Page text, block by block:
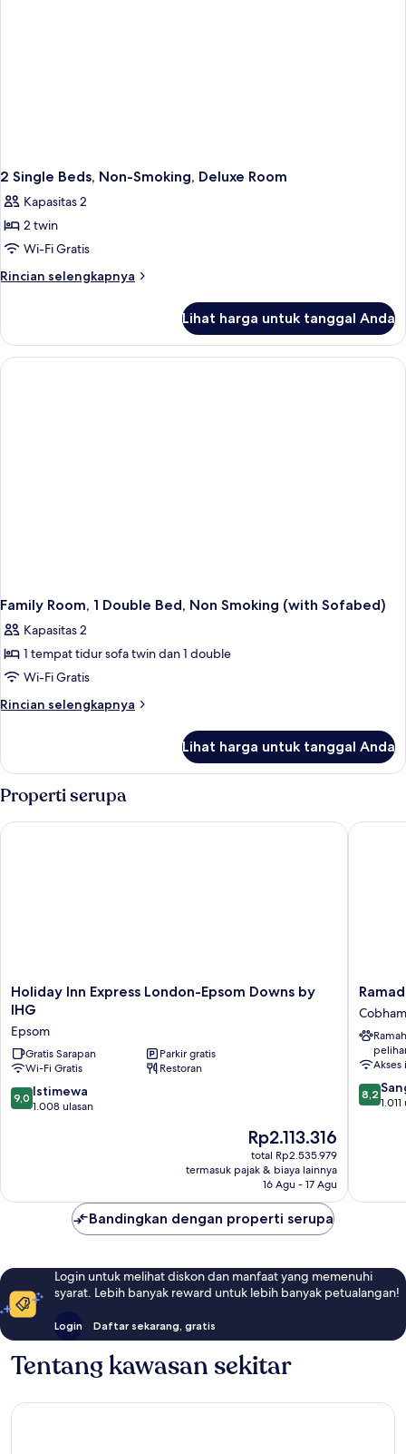
2 Single Beds, Non-Smoking, Deluxe Room
Kapasitas 2
2 twin
Wi-Fi Gratis
Rincian selengkapnya
Rincian
2
Single
Beds,
Lihat harga untuk tanggal Anda
Family Room, 1 Double Bed, Non Smoking (with Sofabed)
Kapasitas 2
1 tempat tidur sofa twin dan 1 double
Wi-Fi Gratis
Rincian selengkapnya
Rincian
Family
Room,
1
Double
Bed,
Lihat harga untuk tanggal Anda
Properti serupa
Holiday
Inn
London-
Epsom
Downs
by
IHG
Holiday Inn Express London-Epsom Downs by
IHG
Epsom
Gratis Sarapan
Parkir gratis
Wi-Fi Gratis
Restoran
9.0
dari
9,0 Istimewa
1.008 ulasan
Harga
sekarang
Rp2.113.316
Rp2.113.316
total Rp2.535.979
termasuk pajak & biaya lainnya
16 Agu - 17 Agu
Holiday Inn Express London-Epsom Downs by IHG
Ramada
by
Cobham
Cobham
Cobham
8.2
dari
8,2
Bandingkan dengan properti serupa
Login untuk melihat diskon dan manfaat yang memenuhi
syarat. Lebih banyak reward untuk lebih banyak petualangan!
Login Daftar sekarang, gratis
Tentang kawasan sekitar